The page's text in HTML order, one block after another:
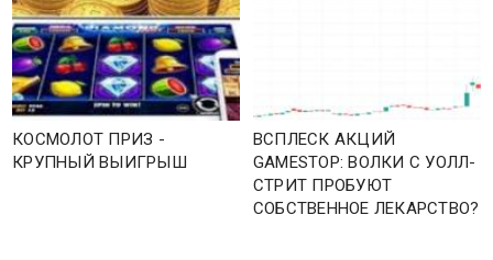
КОСМОЛОТ ПРИЗ -
КРУПНЫЙ ВЫИГРЫШ
ВСПЛЕСК АКЦИЙ
GAMESTOP: ВОЛКИ С УОЛЛ-
СТРИТ ПРОБУЮТ
СОБСТВЕННОЕ ЛЕКАРСТВО?